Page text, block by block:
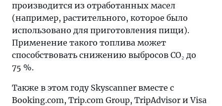
производится из отработанных масел
(например, растительного, которое было
использовано для приготовления пищи).
Применение такого топлива может
способствовать снижению выбросов CO₂ до
75 %.
Также в этом году Skyscanner вместе с
Booking.com, Trip.com Group, TripAdvisor и Visa